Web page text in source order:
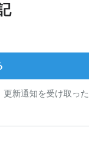
新通知を受け取っ